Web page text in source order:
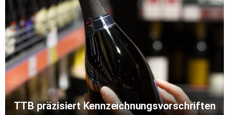
TTB präzisiert Kennzeichnungsvorschriften